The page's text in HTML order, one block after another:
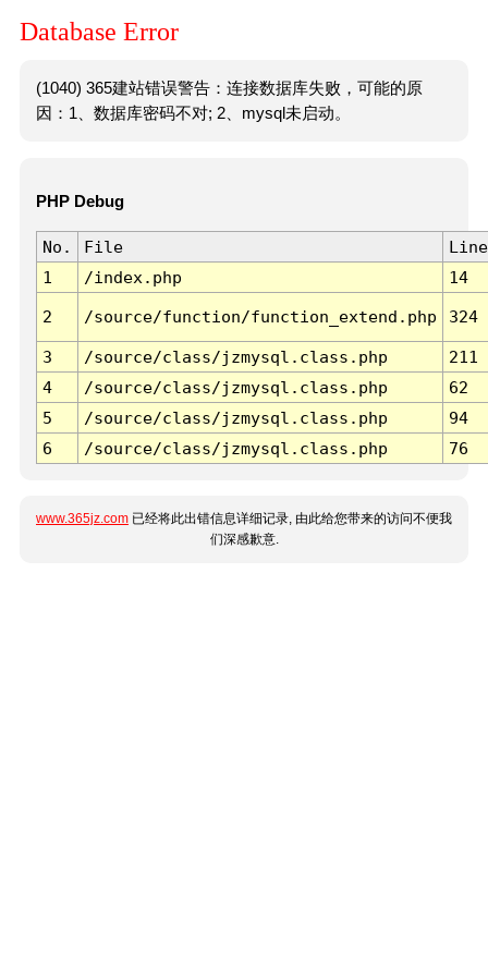
Database Error
(1040) 365建站错误警告：连接数据库失败，可能的原
因：1、数据库密码不对; 2、mysql未启动。
PHP Debug
No. File
Line
1
/index.php 14
2 /source/function/function_extend.php 324
3 /source/class/jzmysql.class.php
211
4
/source/class/jzmysql.class.php
62
5
/source/class/jzmysql.class.php
94
6
/source/class/jzmysql.class.php 76
www.365jz.com 已经将此出错信息详细记录, 由此给您带来的访问不便我
们深感歉意.